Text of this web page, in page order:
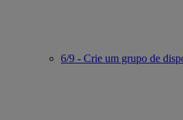
6/9 - Crie um grupo de